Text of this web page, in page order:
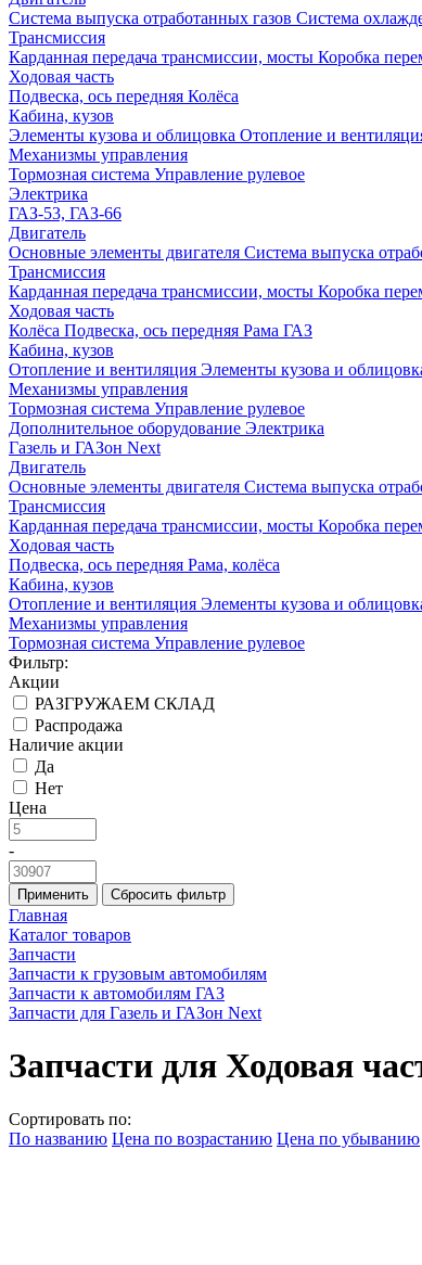
Система выпуска отработанных газов Система
Трансмиссия
Карданная передача трансмиссии, мосты Коробка
Ходовая часть
Подвеска, ось передняя Колёса
Кабина, кузов
Элементы кузова и облицовка Отопление и
Механизмы управления
Тормозная система Управление рулевое
Электрика
ГАЗ-53, ГАЗ-66
Двигатель
Основные элементы двигателя Система выпуска
Трансмиссия
Карданная передача трансмиссии, мосты Коробка
Ходовая часть
Колёса Подвеска, ось передняя Рама ГАЗ
Кабина, кузов
Отопление и вентиляция Элементы кузова и
Механизмы управления
Тормозная система Управление рулевое
Дополнительное оборудование Электрика
Газель и ГАЗон Next
Двигатель
Основные элементы двигателя Система выпуска
Трансмиссия
Карданная передача трансмиссии, мосты Коробка
Ходовая часть
Подвеска, ось передняя Рама, колёса
Кабина, кузов
Отопление и вентиляция Элементы кузова и
Механизмы управления
Тормозная система Управление рулевое
Фильтр:
Акции
РАЗГРУЖАЕМ СКЛАД
Распродажа
Наличие акции
Да
Нет
Цена
-
Применить Сбросить фильтр
Главная
Каталог товаров
Запчасти
Запчасти к грузовым автомобилям
Запчасти к автомобилям ГАЗ
Запчасти для Газель и ГАЗон Next
Запчасти для Ходовая
Сортировать по:
По названию Цена по возрастанию Цена по убыванию